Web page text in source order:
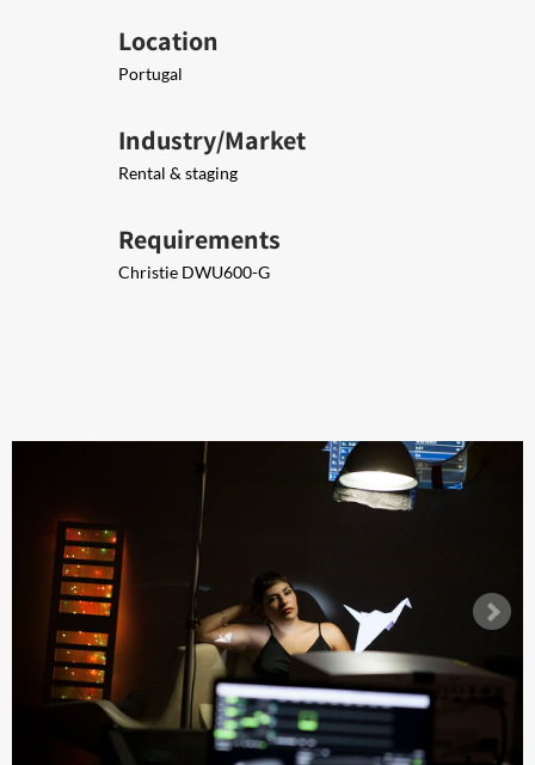
Location
Portugal
Industry/Market
Rental & staging
Requirements
​Christie DWU600-G